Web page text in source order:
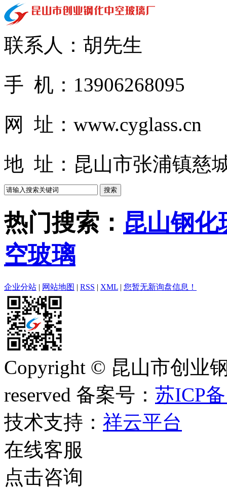
联系人：胡先生
手 机：13906268095
网 址：www.cyglass.cn
地 址：昆山市张浦镇慈
热门搜索： 昆山钢化
空玻璃
企业分站 | 网站地图 | RSS | XML | 您暂无新询盘信息！
Copyright © 昆山市创业
reserved 备案号： 苏ICP
技术支持： 祥云平台
在线客服
点击咨询